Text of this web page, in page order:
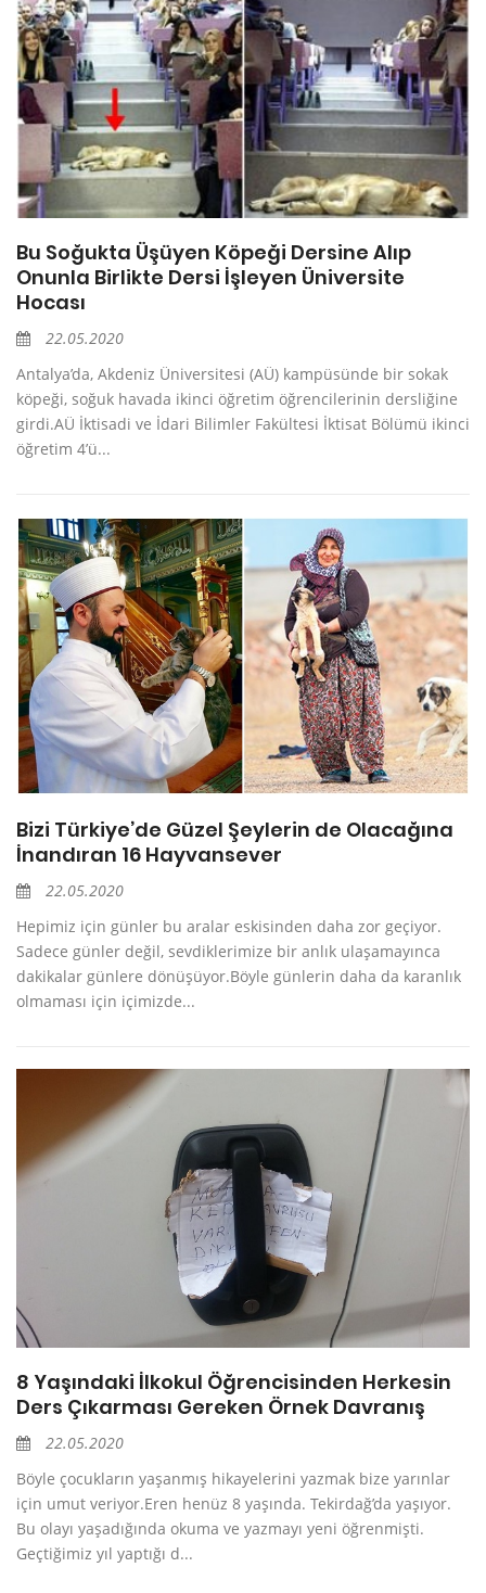
Bu Soğukta Üşüyen Köpeği Dersine Alıp
Onunla Birlikte Dersi İşleyen Üniversite
Hocası
22.05.2020
Antalya’da, Akdeniz Üniversitesi (AÜ) kampüsünde bir sokak
köpeği, soğuk havada ikinci öğretim öğrencilerinin dersliğine
girdi.AÜ İktisadi ve İdari Bilimler Fakültesi İktisat Bölümü ikinci
öğretim 4’ü...
Bizi Türkiye’de Güzel Şeylerin de Olacağına
İnandıran 16 Hayvansever
22.05.2020
Hepimiz için günler bu aralar eskisinden daha zor geçiyor.
Sadece günler değil, sevdiklerimize bir anlık ulaşamayınca
dakikalar günlere dönüşüyor.Böyle günlerin daha da karanlık
olmaması için içimizde...
8 Yaşındaki İlkokul Öğrencisinden Herkesin
Ders Çıkarması Gereken Örnek Davranış
22.05.2020
Böyle çocukların yaşanmış hikayelerini yazmak bize yarınlar
için umut veriyor.Eren henüz 8 yaşında. Tekirdağ’da yaşıyor.
Bu olayı yaşadığında okuma ve yazmayı yeni öğrenmişti.
Geçtiğimiz yıl yaptığı d...